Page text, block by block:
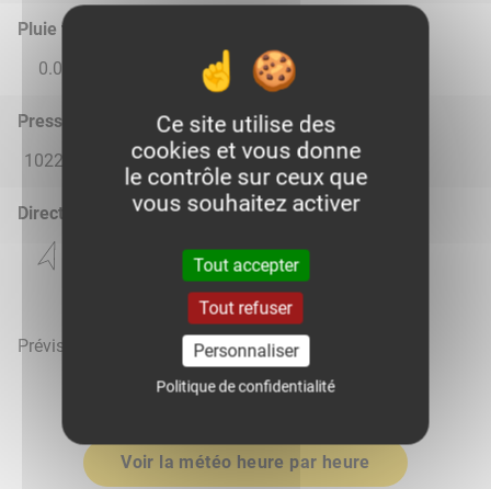
Pluie total
0.0
0.0
Pression atmosphérique (hPa)
1022.0
1017.0 1014.0 1017.0 1018.0
Direction du vent
Prévisions météo mises à jour le 7 août 2026 à 05h
Voir la météo heure par heure
Ce site utilise des
cookies et vous donne
le contrôle sur ceux que
vous souhaitez activer
Tout accepter
Tout refuser
Personnaliser
Politique de confidentialité